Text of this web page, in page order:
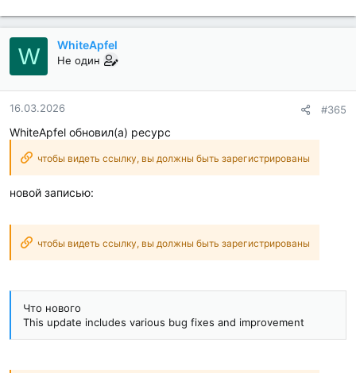
W WhiteApfel
Не один
16.03.2026 #365
WhiteApfel обновил(а) ресурс
чтобы видеть ссылку, вы должны быть зарегистрированы
новой записью:
чтобы видеть ссылку, вы должны быть зарегистрированы
Что нового
This update includes various bug fixes and improvement